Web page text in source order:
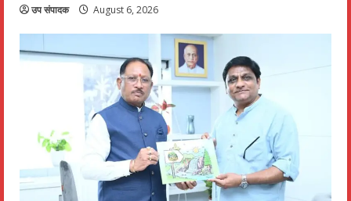
उप संपादक August 6, 2026